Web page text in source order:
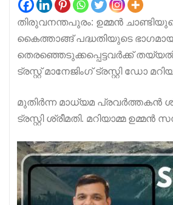
തിരുവനന്തപുരം: ഉമ്മൻ
കൈത്താങ്ങ് പദ്ധതിയുടെ
തെരഞ്ഞെടുക്കപ്പെട്ടവർക്ക് തയ്യൽ
ട്രസ്റ്റ് മാനേജിംഗ് ട്രസ്റ്റി ഡോ
മുതിർന്ന മാധ്യമ പ്രവർത്തകൻ
ട്രസ്റ്റി ശ്രീമതി. മറിയാമ്മ